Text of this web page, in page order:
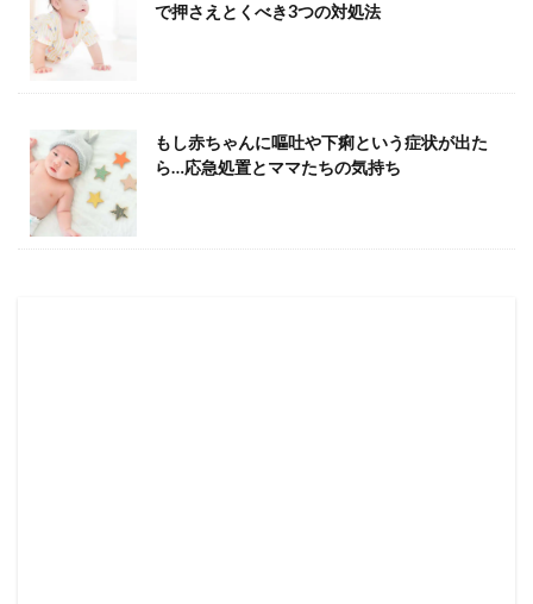
で押さえとくべき3つの対処法
もし赤ちゃんに嘔吐や下痢という症状が出た
ら…応急処置とママたちの気持ち